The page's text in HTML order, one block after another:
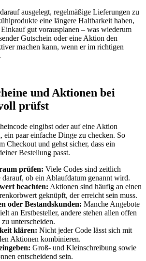
ausgelegt, regelmäßige Lieferungen zu
eine längere Haltbarkeit haben,
gut vorausplanen – was wiederum
Gutschein oder eine Aktion den
machen kann, wenn er im richtigen
und Aktionen bei
prüfst
eingibst oder auf eine Aktion
ein paar einfache Dinge zu checken. So
Checkout und gehst sicher, dass ein
Bestellung passt.
prüfen: Viele Codes sind zeitlich
darauf, ob ein Ablaufdatum genannt wird.
beachten: Aktionen sind häufig an einen
geknüpft, der erreicht sein muss.
oder Bestandskunden: Manche Angebote
an Erstbesteller, andere stehen allen offen
unterscheiden.
klären: Nicht jeder Code lässt sich mit
Aktionen kombinieren.
Groß- und Kleinschreibung sowie
entscheidend sein.